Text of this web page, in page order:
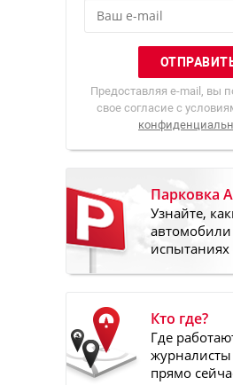
Предоставляя e-mail, вы
свое согласие с
Парковка
Узнайте,
автомобили
испытаниях
Кто где?
Где
прямо